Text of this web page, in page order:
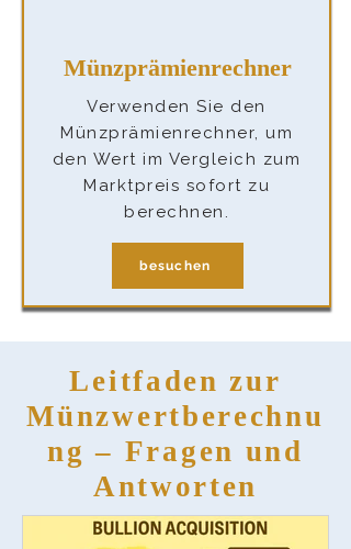
Münzprämienrechner
Verwenden Sie den
Münzprämienrechner, um
den Wert im Vergleich zum
Marktpreis sofort zu
berechnen.
besuchen
Leitfaden zur
Münzwertberechnu
ng – Fragen und
Antworten